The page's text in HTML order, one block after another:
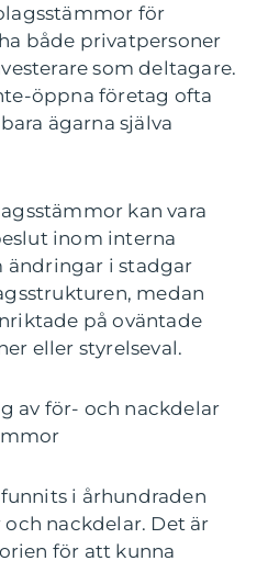
för
både privatpersoner
som deltagare.
öppna företag ofta
ägarna själva
kan vara
inom interna
ändringar i stadgar
medan
på oväntade
eller styrelseval.
av för- och nackdelar
i århundraden
nackdelar. Det är
för att kunna